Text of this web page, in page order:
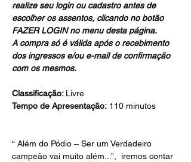
realize seu login ou cadastro antes de
escolher os assentos, clicando no botão
FAZER LOGIN no menu desta página.
A compra só é válida após o recebimento
dos ingressos e/ou e-mail de confirmação
com os mesmos.
Classificação: Livre
Tempo de Apresentação: 110 minutos
“ Além do Pódio – Ser um Verdadeiro
campeão vai muito além...”,  iremos contar